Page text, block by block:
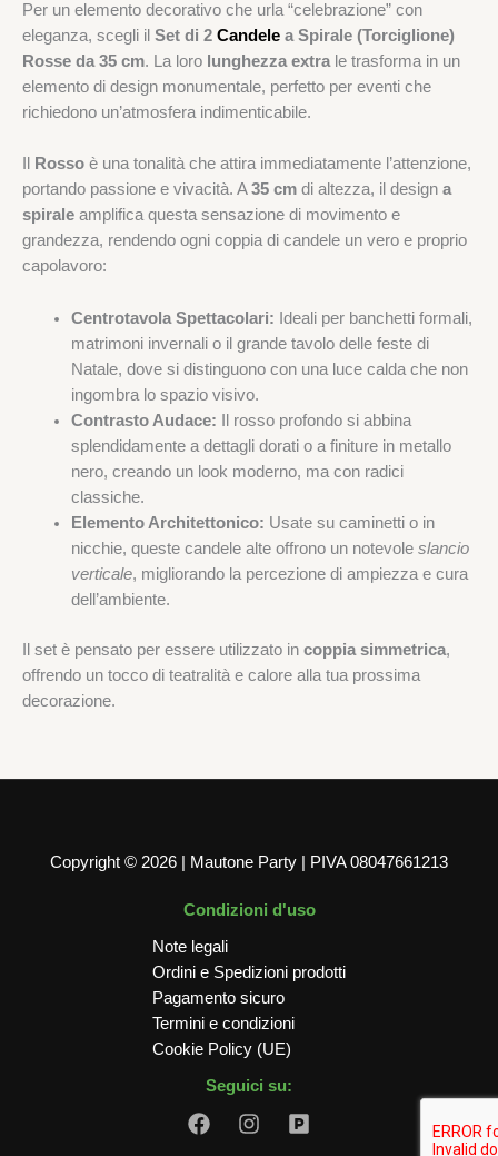
Per un elemento decorativo che urla “celebrazione” con
eleganza, scegli il Set di 2 Candele a Spirale (Torciglione)
Rosse da 35 cm. La loro lunghezza extra le trasforma in un
elemento di design monumentale, perfetto per eventi che
richiedono un’atmosfera indimenticabile.
Rosso è una tonalità che attira immediatamente l’attenzione,
portando passione e vivacità. A35 cm di altezza, il design a
spirale amplifica questa sensazione di movimento e
grandezza, rendendo ogni coppia di candele un vero e proprio
capolavoro:
Centrotavola Spettacolari: Ideali per banchetti formali,
matrimoni invernali o il grande tavolo delle feste di
Natale, dove si distinguono con una luce calda che non
ingombra lo spazio visivo.
Contrasto Audace: Il rosso profondo si abbina
splendidamente a dettagli dorati o a finiture in metallo
nero, creando un look moderno, ma con radici
classiche.
Elemento Architettonico: Usate su caminetti o in
nicchie, queste candele alte offrono un notevole slancio
verticale, migliorando la percezione di ampiezza e cura
dell’ambiente.
Il set è pensato per essere utilizzato in coppia simmetrica,
offrendo un tocco di teatralità e calore alla tua prossima
decorazione.
Copyright © 2026 | Mautone Party | PIVA 08047661213
Condizioni d'uso
Note legali
Ordini e Spedizioni prodotti
Pagamento sicuro
Termini e condizioni
Cookie Policy (UE)
Seguici su: